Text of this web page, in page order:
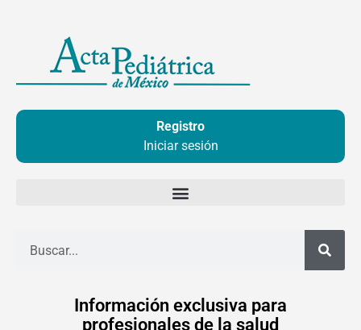
contenido
Registro
Iniciar sesión
Información exclusiva para
profesionales de la salud